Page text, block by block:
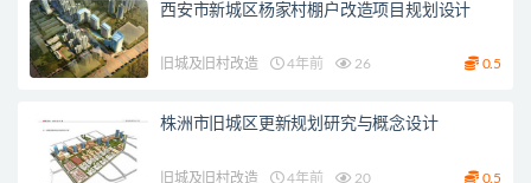
西安市新城区杨家村棚户改造项目规划设计
旧城及旧村改造 4年前 26 0.5
株洲市旧城区更新规划研究与概念设计
旧城及旧村改造 4年前 20 0.5